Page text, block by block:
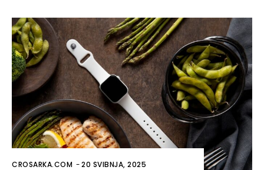
CROSARKA.COM -20 SVIBNJA, 2025